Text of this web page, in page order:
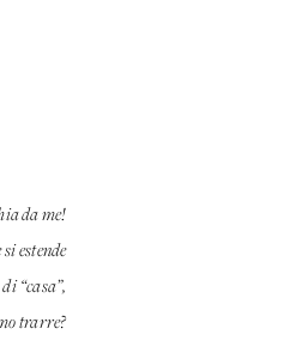
da me!
estende
“casa”,
trarre?